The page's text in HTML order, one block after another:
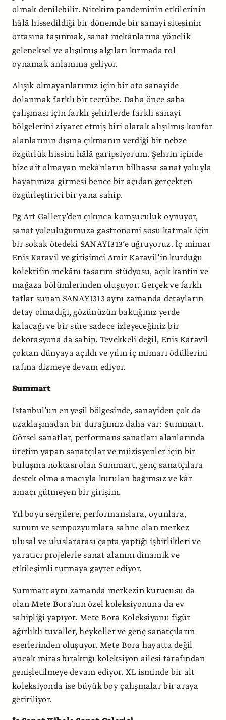
olmak denilebilir. Nitekim pandeminin etkilerinin
hâlâ hissedildiği bir dönemde bir sanayi sitesinin
ortasına taşınmak, sanat mekânlarına yönelik
geleneksel ve alışılmış algıları kırmada rol
oynamak anlamına geliyor.
Alışık olmayanlarımız için bir oto sanayide
dolanmak farklı bir tecrübe. Daha önce saha
çalışması için farklı şehirlerde farklı sanayi
bölgelerini ziyaret etmiş biri olarak alışılmış konfor
alanlarının dışına çıkmanın verdiği bir nebze
özgürlük hissini hâlâ garipsiyorum. Şehrin içinde
bize ait olmayan mekânların bilhassa sanat yoluyla
hayatımıza girmesi bence bir açıdan gerçekten
özgürleştirici bir yana sahip.
Pg Art Gallery’den çıkınca komşuculuk oynuyor,
sanat yolculuğumuza gastronomi sosu katmak için
bir sokak ötedeki SANAYI313’e uğruyoruz. İç mimar
Enis Karavil ve girişimci Amir Karavil’in kurduğu
kolektifin mekânı tasarım stüdyosu, açık kantin ve
mağaza bölümlerinden oluşuyor. Gerçek ve farklı
tatlar sunan SANAYI313 aynı zamanda detayların
detay olmadığı, gözünüzün baktığınız yerde
kalacağı ve bir süre sadece izleyeceğiniz bir
dekorasyona da sahip. Tevekkeli değil, Enis Karavil
çoktan dünyaya açıldı ve yılın iç mimarı ödüllerini
rafına dizmeye devam ediyor.
Summart
İstanbul’un en yeşil bölgesinde, sanayiden çok da
uzaklaşmadan bir durağımız daha var: Summart.
Görsel sanatlar, performans sanatları alanlarında
üretim yapan sanatçılar ve müzisyenler için bir
buluşma noktası olan Summart, genç sanatçılara
destek olma amacıyla kurulan bağımsız ve kâr
amacı gütmeyen bir girişim.
Yıl boyu sergilere, performanslara, oyunlara,
sunum ve sempozyumlara sahne olan merkez
ulusal ve uluslararası çapta yaptığı işbirlikleri ve
yaratıcı projelerle sanat alanını dinamik ve
etkileşimli tutmaya gayret ediyor.
Summart aynı zamanda merkezin kurucusu da
olan Mete Bora’nın özel koleksiyonuna da ev
sahipliği yapıyor. Mete Bora Koleksiyonu figür
ağırlıklı tuvaller, heykeller ve genç sanatçıların
eserlerinden oluşuyor. Mete Bora hayatta değil
ancak miras bıraktığı koleksiyon ailesi tarafından
genişletilmeye devam ediyor. XL isminde bir alt
koleksiyonda ise büyük boy çalışmalar bir araya
getiriliyor.